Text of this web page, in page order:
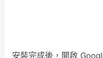
安裝完成後，開啟